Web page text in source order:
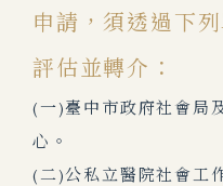
申請，須透過下
評估並轉介：
(一)臺中市政府社會局
心。
(二)公私立醫院社會工